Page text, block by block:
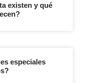
existen y qué
especiales